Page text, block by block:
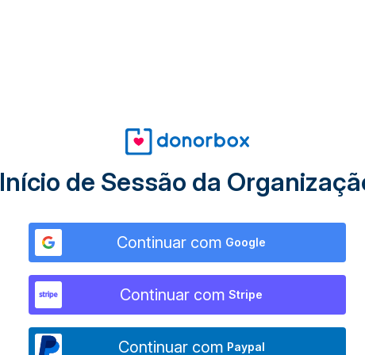
Início de Sessão da
Continuar com Google
Continuar com Stripe
Continuar com Paypal